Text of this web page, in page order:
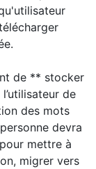
de ** stocker
de
des mots
devra
mettre à
migrer vers